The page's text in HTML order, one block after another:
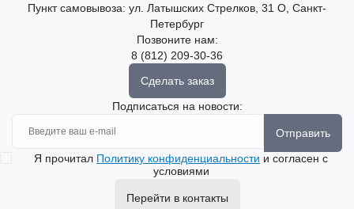
Пункт самовывоза: ул. Латышских Стрелков, 31 О, Санкт-
Петербург
Позвоните нам:
8 (812) 209-30-36
Сделать заказ
Подписаться на новости:
Отправить
Я прочитал Политику конфиденциальности и согласен с
условиями
Перейти в контакты